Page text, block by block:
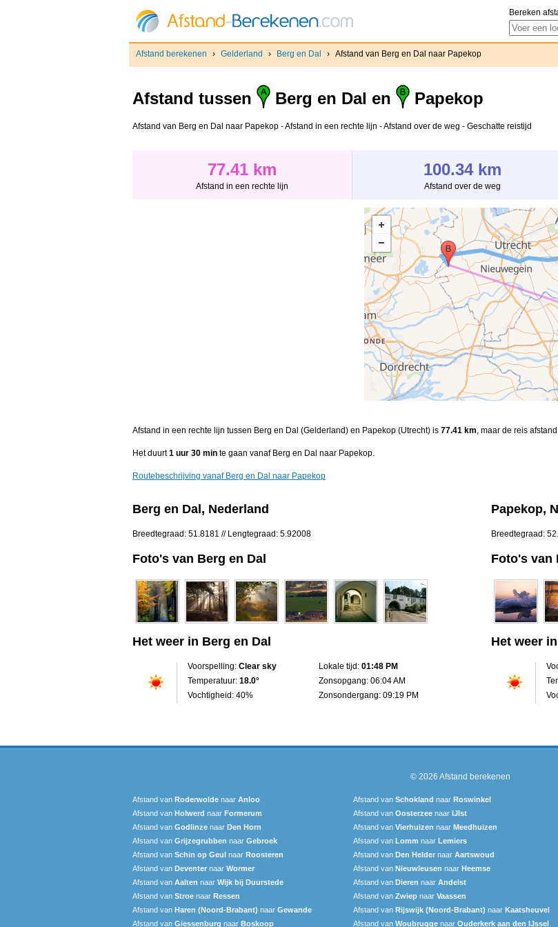
Bereken
Afstand berekenen › Gelderland › Berg en Dal › Afstand van Berg en Dal naar Papekop
Afstand tussen Berg en Dal en Papekop
Afstand van Berg en Dal naar Papekop - Afstand in een rechte lijn - Afstand over de weg - Geschatte reistijd
77.41 km
Afstand in een rechte lijn
100.34 km
Afstand over de weg
Afstand in een rechte lijn tussen Berg en Dal (Gelderland) en Papekop (Utrecht) is 77.41 km, maar de reis
Het duurt1 uur 30 min te gaan vanaf Berg en Dal naar Papekop.
Routebeschrijving vanaf Berg en Dal naar Papekop
Berg en Dal, Nederland
Breedtegraad: 51.8181 // Lengtegraad: 5.92008
Foto's van Berg en Dal
Het weer in Berg en Dal
Voorspelling: Clear sky
Temperatuur: 18.0°
Vochtigheid: 40%
Lokale tijd: 01:48 PM
Zonsopgang: 06:04 AM
Zonsondergang: 09:19 PM
Papekop,
Breedtegraad:
Foto's van
Het weer
© 2026 Afstand berekenen
Afstand van Roderwolde naar Anloo Afstand van Schokland naar Roswinkel
Afstand van Holwerd naar Formerum Afstand van Oosterzee naar IJlst
Afstand van Godlinze naar Den Horn Afstand van Vierhuizen naar Meedhuizen
Afstand van Grijzegrubben naar Gebroek Afstand van Lomm naar Lemiers
Afstand van Schin op Geul naar Roosteren Afstand van Den Helder naar Aartswoud
Afstand van Deventer naar Wormer Afstand van Nieuwleusen naar Heemse
Afstand van Aalten naar Wijk bij Duurstede Afstand van Dieren naar Andelst
Afstand van Stroe naar Ressen Afstand van Zwiep naar Vaassen
Afstand van Haren (Noord-Brabant) naar Gewande Afstand van Rijswijk (Noord-Brabant) naar Kaatsheuvel
Afstand van Giessenburg naar Boskoop Afstand van Woubrugge naar Ouderkerk aan den IJssel